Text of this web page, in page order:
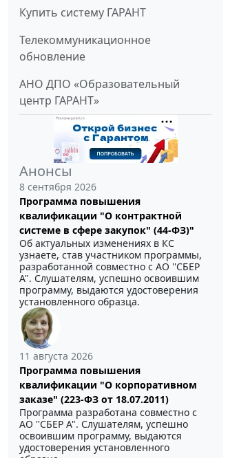
Купить систему ГАРАНТ
Телекоммуникационное
обновление
АНО ДПО «Образовательный
центр ГАРАНТ»
Анонсы
8 сентября 2026
Программа повышения
квалификации "О контрактной
системе в сфере закупок" (44-ФЗ)"
Об актуальных изменениях в КС
узнаете, став участником программы,
разработанной совместно с АО ''СБЕР
А". Слушателям, успешно освоившим
программу, выдаются удостоверения
установленного образца.
11 августа 2026
Программа повышения
квалификации "О корпоративном
заказе" (223-ФЗ от 18.07.2011)
Программа разработана совместно с
АО ''СБЕР А". Слушателям, успешно
освоившим программу, выдаются
удостоверения установленного